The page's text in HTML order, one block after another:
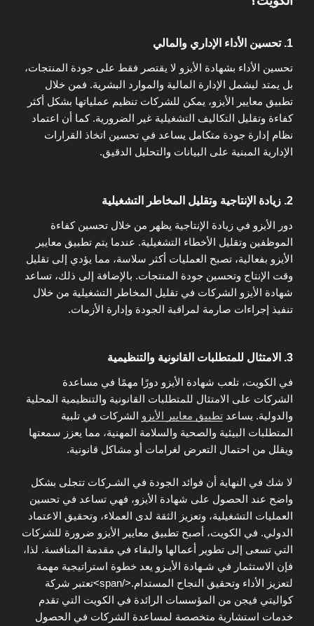
1. تحسين الأداء الإداري والمالي
تحسين الأداء بشهادة الأيزو لا يقتصر فقط على جودة المنتجات،
بل يمتد ليشمل الإدارة المالية والموارد البشرية. فمن خلال
تطبيق معايير الأيزو، يمكن للشركات تنظيم عملياتها بشكل أكثر
كفاءة وتقليل التكاليف التشغيلية غير الضرورية. كما أن اعتماد
نظام إدارة جودة متكامل يساعد في تحسين اتخاذ القرارات
الإدارية المبنية على البيانات والتحليل الدقيق.
2. زيادة الإنتاجية وتقليل المخاطر التشغيلية
دور الأيزو في زيادة الإنتاجية يظهر من خلال تحسين كفاءة
الموظفين وتقليل الأخطاء التشغيلية. عندما يتم تطبيق معايير
الأيزو بفعالية، تصبح العمليات أكثر سلاسة، مما يؤدي إلى تقليل
وقت الإنتاج وتحسين جودة المنتجات. بالإضافة إلى ذلك، تساعد
شهادة الأيزو الشركات في تقليل المخاطر التشغيلية من خلال
تنفيذ إجراءات صارمة لمراقبة الجودة وإدارة الأزمات.
3. الامتثال للمتطلبات القانونية والتنظيمية
في الكويت، تلعب شهادة الأيزو دورًا مهمًا في مساعدة
الشركات على الامتثال للمتطلبات القانونية والتنظيمية المحلية
والدولية. يساعد تطبيق معايير الأيزو الشركات في تلبية
المتطلبات البيئية والصحية والسلامة المهنية، مما يعزز سمعتها
ويقلل من احتمال التعرض لغرامات أو مشاكل قانونية.
لا شك في النهاية أن فوائد الجودة في الشـركات تتجلى بشكل
واضح عند الحصول على شهادة الأيزو، فهي تساعد في تحسين
العمليات التشغيلية، وتعزيز الثقة لدى العملاء، وتحقيق الاعتماد
الدولي. في الكويت، أصبح تطبيق معايير الأيزو ضرورة للشركات
التي تسعى إلى تطوير أعمالها والبقاء في مقدمة المنافسة. لذا،
فإن الاستثمار في شـهادة الأيـزو يعد خطوة استراتيجية مهمة
لتعزيز الأداء وتحقيق النجاح المستدام.</span>تعتبر شركة
كواليتي فيجن من المؤسسات الرائدة في الكويت التي تقدم
خدمات استشارية متخصصة لمساعدة الشركات في الحصول